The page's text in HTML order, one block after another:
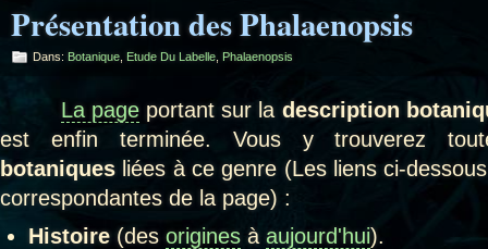
Présentation des Phalaenopsis
Dans: Botanique Etude Du Labelle Phalaenopsis
La pageportant sur la description
est enfin terminée. Vous y trouverez
botaniques liées à ce genre (Les liens ci-
correspondantes de la page) :
Histoire(des originesà aujourd'hui).